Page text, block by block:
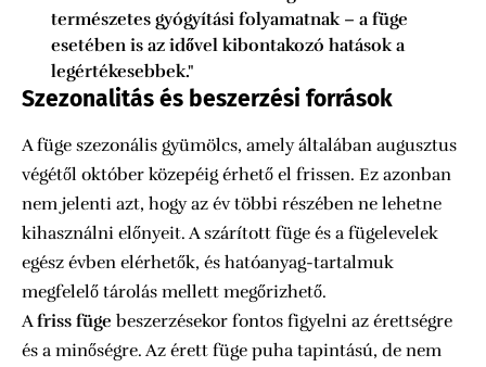
természetes gyógyítási folyamatnak – a füge
esetében is az idővel kibontakozó hatások a
legértékesebbek."
Szezonalitás és beszerzési források
A füge szezonális gyümölcs, amely általában augusztus
végétől október közepéig érhető el frissen. Ez azonban
nem jelenti azt, hogy az év többi részében ne lehetne
kihasználni előnyeit. A szárított füge és a fügelevelek
egész évben elérhetők, és hatóanyag-tartalmuk
megfelelő tárolás mellett megőrizhető.
Afriss füge beszerzésekor fontos figyelni az érettségre
és a minőségre. Az érett füge puha tapintású, de nem